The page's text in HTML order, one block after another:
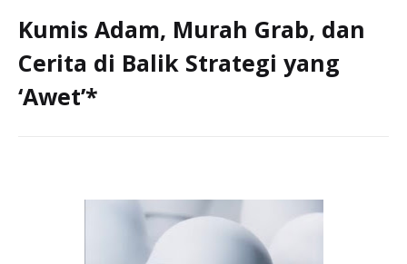
Kumis Adam, Murah Grab, dan
Cerita di Balik Strategi yang
‘Awet’*